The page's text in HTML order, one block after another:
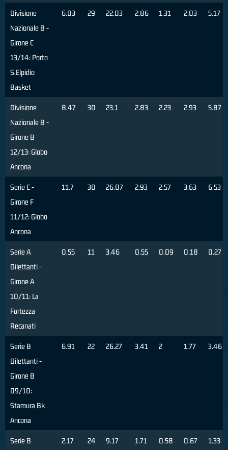
Divisione
Nazionale B -
Girone C
13/14: Porto
S.Elpidio
Basket
6.03 29 22.03 2.86 1.31 2.03 5.17
Divisione
Nazionale B -
Girone B
12/13: Globo
Ancona
8.47 30 23.1 2.83 2.23 2.93 5.87
Serie C -
Girone F
11/12: Globo
Ancona
11.7 30 26.07 2.93 2.57 3.63 6.53
Serie A
Dilettanti -
Girone A
10/11: La
Fortezza
Recanati
0.55 11 3.46 0.55 0.09 0.18 0.27
Serie B
Dilettanti -
Girone B
09/10:
Stamura Bk
Ancona
6.91 22 26.27 3.41 2 1.77 3.46
Serie B
2.17 24 9.17 1.71 0.58 0.67 1.33